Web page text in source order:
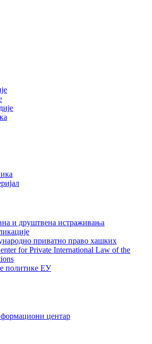
и друштвена истраживања
приватно право хашких
for Private International Law of the
политике ЕУ
центар